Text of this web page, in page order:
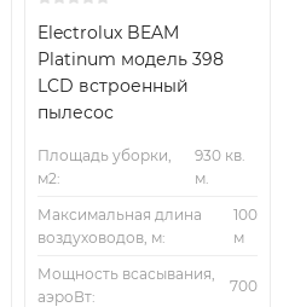
Electrolux BEAM
Platinum модель 398
LCD встроенный
пылесос
Площадь уборки,
м2:
930 кв.
м.
Максимальная длина
воздуховодов, м:
100
м
Мощность всасывания,
аэроВт:
700